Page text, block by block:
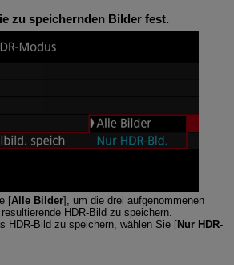
zu speichernden Bilder fest.
[Alle Bilder], um die drei aufgenommenen
HDR-Bild zu speichern.
HDR-Bild zu speichern, wählen Sie [Nur HDR-